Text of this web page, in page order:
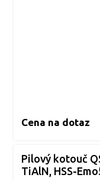
Cena na dotaz
Pilový kotouč QS 315 x 2,5 x 32 mm, 60
TiAlN, HSS-